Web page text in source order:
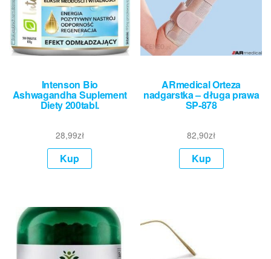
Intenson Bio
Ashwagandha Suplement
Diety 200tabl.
28,99zł
Kup
ARmedical Orteza
nadgarstka – długa prawa
SP-878
82,90zł
Kup